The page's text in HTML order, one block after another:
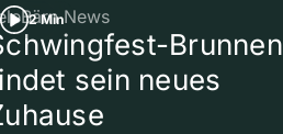
2 MinNews
Brunnen
sein neues